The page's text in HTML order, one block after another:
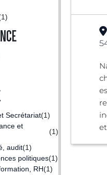
Secrétariat(1)
et
(1)
audit(1)
politiques(1)
RH(1)